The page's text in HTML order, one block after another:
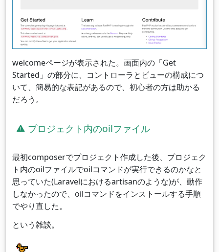
welcomeページが表示された。画面内の「Get
Started」の部分に、コントローラとビューの構成につ
いて、簡易的な表記があるので、初心者の方は助かる
だろう。
プロジェクト内のoilファイル
最初composerでプロジェクト作成した後、プロジェク
ト内のoilファイルでoilコマンドが実行できるのかなと
思っていた(Laravelにおけるartisanのような)が、動作
しなかったので、oilコマンドをインストールする手順
でやり直した。
という雑談。